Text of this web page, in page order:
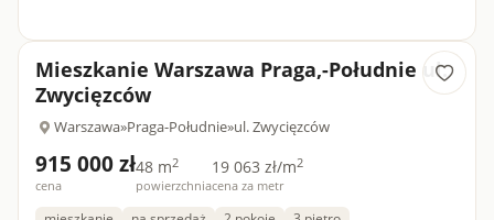
Mieszkanie Warszawa Praga,-Południe ul.
Zwycięzców
Warszawa»Praga-Południe»ul. Zwycięzców
915 000 zł
cena
48 m2
powierzchnia
19 063 zł/m2
cena za metr